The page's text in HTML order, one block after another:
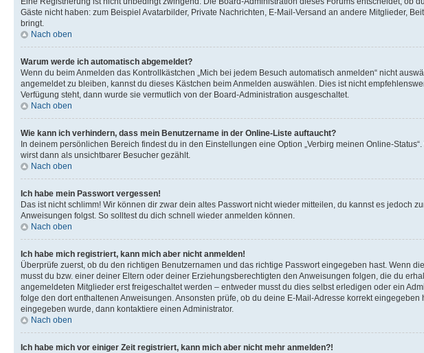
Gäste nicht haben: zum Beispiel Avatarbilder, Private Nachrichten, E-Mail-Versand an andere Mitglieder,
bringt.
Nach oben
Warum werde ich automatisch abgemeldet?
Wenn du beim Anmelden das Kontrollkästchen „Mich bei jedem Besuch automatisch anmelden“ nicht
angemeldet zu bleiben, kannst du dieses Kästchen beim Anmelden auswählen. Dies ist nicht
Verfügung steht, dann wurde sie vermutlich von der Board-Administration ausgeschaltet.
Nach oben
Wie kann ich verhindern, dass mein Benutzername in der Online-Liste auftaucht?
In deinem persönlichen Bereich findest du in den Einstellungen eine Option „Verbirg meinen Online-
wirst dann als unsichtbarer Besucher gezählt.
Nach oben
Ich habe mein Passwort vergessen!
Das ist nicht schlimm! Wir können dir zwar dein altes Passwort nicht wieder mitteilen, du kannst es jedoch
Anweisungen folgst. So solltest du dich schnell wieder anmelden können.
Nach oben
Ich habe mich registriert, kann mich aber nicht anmelden!
Überprüfe zuerst, ob du den richtigen Benutzernamen und das richtige Passwort eingegeben hast. Wenn
musst du bzw. einer deiner Eltern oder deiner Erziehungsberechtigten den Anweisungen folgen, die du
angemeldeten Mitglieder erst freigeschaltet werden – entweder musst du dies selbst erledigen oder ein
folge den dort enthaltenen Anweisungen. Ansonsten prüfe, ob du deine E-Mail-Adresse korrekt
eingegeben wurde, dann kontaktiere einen Administrator.
Nach oben
Ich habe mich vor einiger Zeit registriert, kann mich aber nicht mehr anmelden?!